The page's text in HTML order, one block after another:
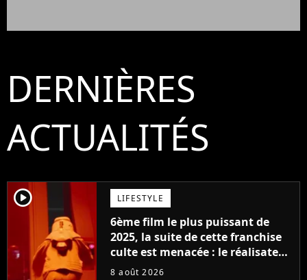
DERNIÈRES
ACTUALITÉS
player2 LIFESTYLE
6ème film le plus puissant de
2025, la suite de cette franchise
culte est menacée : le réalisateur
claque la porte pour "différends
8 août 2026